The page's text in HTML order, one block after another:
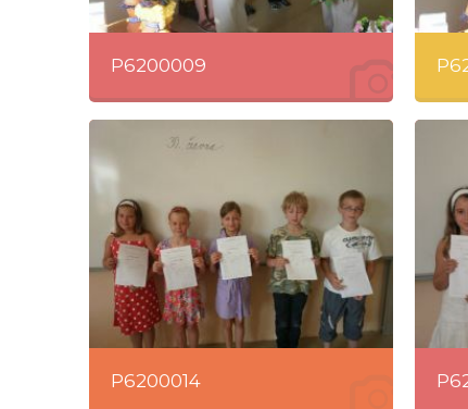
P6200009
P6200014